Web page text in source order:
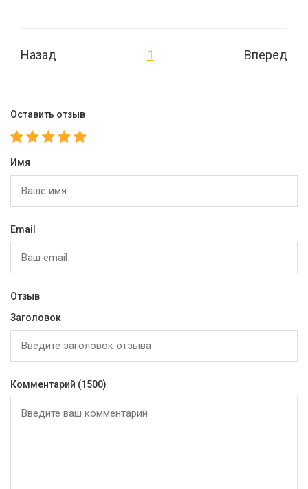
Назад 1 Вперед
Оставить отзыв
Имя
Email
Отзыв
Заголовок
Комментарий (1500)